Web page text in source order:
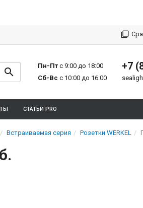
Пн-Птс 9:00 до 18:00
Сб-Вс с 10:00 до 16:00
+7
СТАТЬИ PRO
Встраиваемая серия Розетки WERKEL